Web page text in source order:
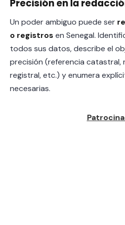
Precisión en la
Un poder ambiguo puede ser
o registros en Senegal.
todos sus datos, describe el
precisión (referencia catastral,
registral, etc.) y enumera
necesarias.